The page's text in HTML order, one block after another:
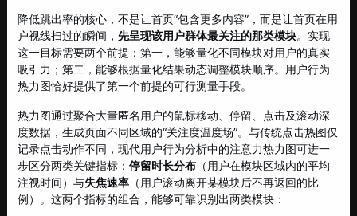
降低跳出率的核心，不是让首页“包含更多内容”，而是让首页在用
户视线扫过的瞬间， 先呈现该用户群体最关注的那类模块。实现
这一目标需要两个前提：第一，能够量化不同模块对用户的真实
吸引力；第二，能够根据量化结果动态调整模块顺序。用户行为
热力图恰好提供了第一个前提的可行测量手段。
热力图通过聚合大量匿名用户的鼠标移动、停留、点击及滚动深
度数据，生成页面不同区域的“关注度温度场”。与传统点击热图仅
记录点击动作不同，现代用户行为分析中的注意力热力图可进一
步区分两类关键指标： 停留时长分布（用户在模块区域内的平均
注视时间）与失焦速率（用户滚动离开某模块后不再返回的比
例）。这两个指标的组合，能够可靠识别出两类模块：